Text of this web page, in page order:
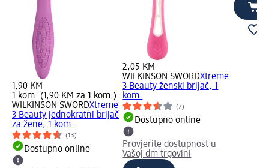
1,90 KM
1 kom. (1,90 KM za 1 kom.)
WILKINSON SWORDXtreme
3 Beauty jednokratni brijač
za žene, 1 kom.
(13)
Dostupno online
2,05 KM
WILKINSON SWORDXtreme
3 Beauty ženski brijač, 1
kom.
(7)
Dostupno online
Provjerite dostupnost u
Vašoj dm trgovini